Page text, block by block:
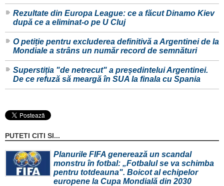
Rezultate din Europa League: ce a făcut Dinamo Kiev
după ce a eliminat-o pe U Cluj
O petiție pentru excluderea definitivă a Argentinei de la
Mondiale a strâns un număr record de semnături
Superstiția "de netrecut" a președintelui Argentinei.
De ce refuză să meargă în SUA la finala cu Spania
PUTETI CITI SI...
Planurile FIFA generează un scandal
monstru în fotbal: „Fotbalul se va schimba
pentru totdeauna". Boicot al echipelor
europene la Cupa Mondială din 2030